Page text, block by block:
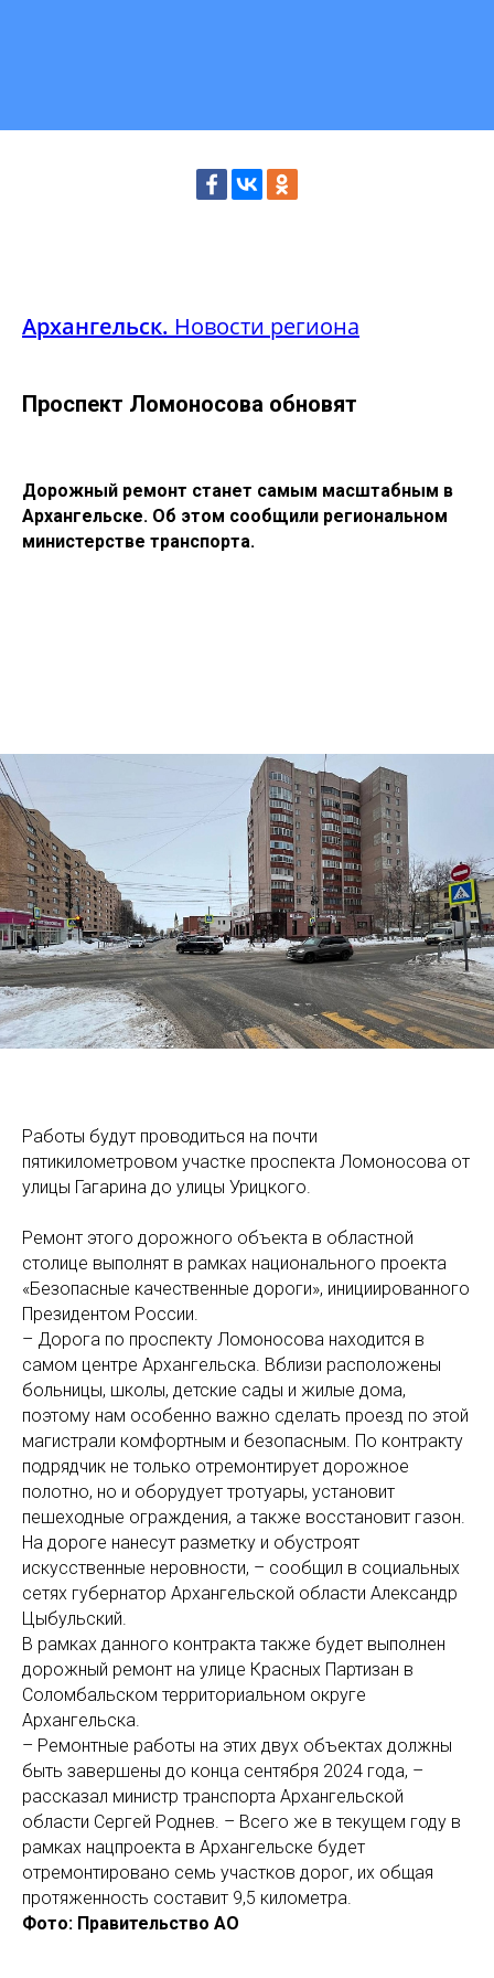
Архангельск. Новости региона
Проспект Ломоносова обновят
Дорожный ремонт станет самым масштабным в
Архангельске. Об этом сообщили региональном
министерстве транспорта.
Работы будут проводиться на почти
пятикилометровом участке проспекта Ломоносова от
улицы Гагарина до улицы Урицкого.
Ремонт этого дорожного объекта в областной
столице выполнят в рамках национального проекта
«Безопасные качественные дороги», инициированного
Президентом России.
– Дорога по проспекту Ломоносова находится в
самом центре Архангельска. Вблизи расположены
больницы, школы, детские сады и жилые дома,
поэтому нам особенно важно сделать проезд по этой
магистрали комфортным и безопасным. По контракту
подрядчик не только отремонтирует дорожное
полотно, но и оборудует тротуары, установит
пешеходные ограждения, а также восстановит газон.
На дороге нанесут разметку и обустроят
искусственные неровности, – сообщил в социальных
сетях губернатор Архангельской области Александр
Цыбульский.
В рамках данного контракта также будет выполнен
дорожный ремонт на улице Красных Партизан в
Соломбальском территориальном округе
Архангельска.
– Ремонтные работы на этих двух объектах должны
быть завершены до конца сентября 2024 года, –
рассказал министр транспорта Архангельской
области Сергей Роднев. – Всего же в текущем году в
рамках нацпроекта в Архангельске будет
отремонтировано семь участков дорог, их общая
протяженность составит 9,5 километра.
Фото: Правительство АО